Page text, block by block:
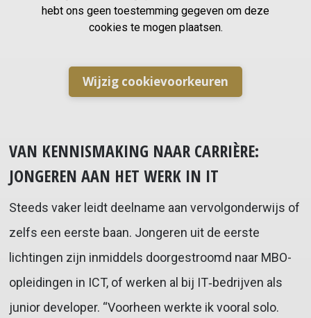
hebt ons geen toestemming gegeven om deze
cookies te mogen plaatsen.
Wijzig cookievoorkeuren
VAN KENNISMAKING NAAR CARRIÈRE:
JONGEREN AAN HET WERK IN IT
Steeds vaker leidt deelname aan vervolgonderwijs of
zelfs een eerste baan. Jongeren uit de eerste
lichtingen zijn inmiddels doorgestroomd naar MBO-
opleidingen in ICT, of werken al bij IT‑bedrijven als
junior developer. “Voorheen werkte ik vooral solo.